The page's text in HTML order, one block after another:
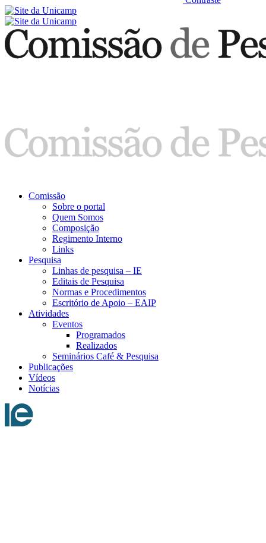
Comissão
Sobre o portal
Quem Somos
Composição
Regimento Interno
Links
Pesquisa
Linhas de pesquisa – IE
Editais de Pesquisa
Normas e Procedimentos
Escritório de Apoio – EAIP
Atividades
Eventos
Programados
Realizados
Seminários Café & Pesquisa
Publicações
Vídeos
Notícias